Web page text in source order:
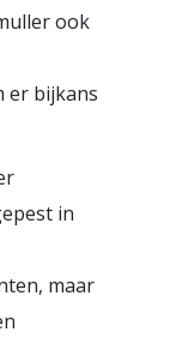
ook
er bijkans
in
maar